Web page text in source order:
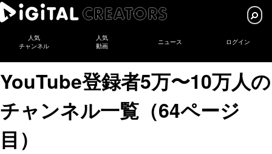
人気
チャンネル
人気
動画
ニュース ログイン
YouTube登録者5万〜10万人の
チャンネル一覧（64ページ
目）